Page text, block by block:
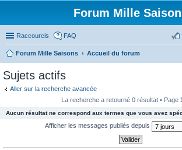
Forum Mille
Raccourcis FAQ
Forum Mille Saisons
Accueil du forum
Sujets actifs
Aller sur la recherche avancée
La recherche a retourné 0 résultat • Page
Aucun résultat ne correspond aux termes que vous avez
Afficher les messages publiés depuis